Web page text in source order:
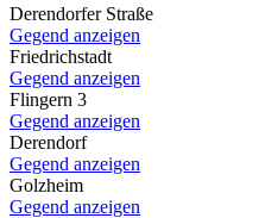
Derendorfer Straße
Gegend anzeigen
Friedrichstadt
Gegend anzeigen
Flingern 3
Gegend anzeigen
Derendorf
Gegend anzeigen
Golzheim
Gegend anzeigen